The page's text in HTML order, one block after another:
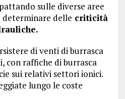
sulle diverse aree
determinare delle criticità
di venti di burrasca
con raffiche di burrasca
sui relativi settori ionici.
lungo le coste